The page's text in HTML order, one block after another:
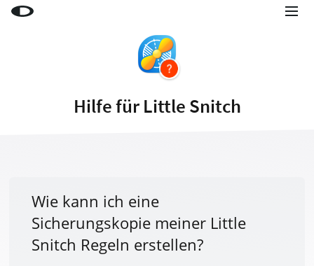
LaunchBar
Shop
Support
Blog
Hilfe für Little Snitch
Wie kann ich eine
Sicherungskopie meiner Little
Snitch Regeln erstellen?